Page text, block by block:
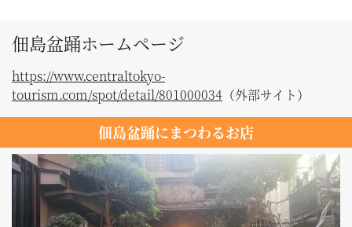
佃島盆踊ホームページ
https://www.centraltokyo-
tourism.com/spot/detail/801000034 （外部サイト）
佃島盆踊にまつわるお店